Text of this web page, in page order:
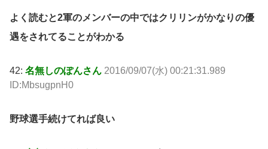
よく読むと2軍のメンバーの中ではクリリンがかなりの優
遇をされてることがわかる
42: 名無しのぽんさん 2016/09/07(水) 00:21:31.989
ID:MbsugpnH0
野球選手続けてれば良い